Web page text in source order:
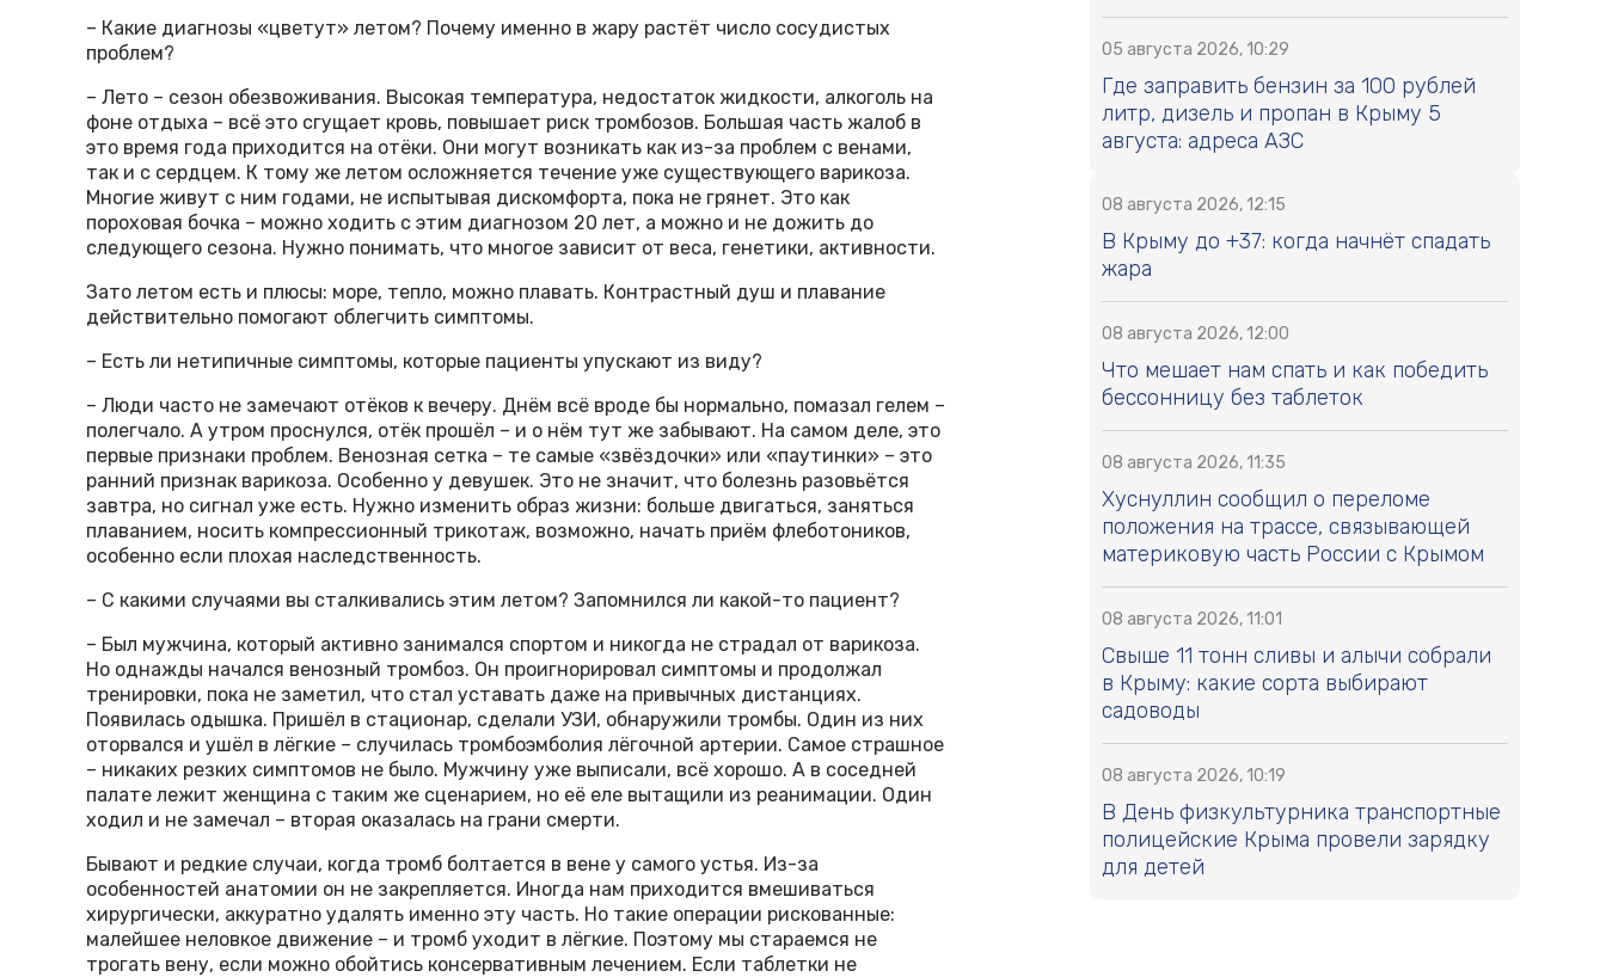
– Какие диагнозы «цветут» летом? Почему именно в жару растёт число сосудистых
проблем?
– Лето – сезон обезвоживания. Высокая температура, недостаток жидкости, алкоголь на
фоне отдыха – всё это сгущает кровь, повышает риск тромбозов. Большая часть жалоб в
это время года приходится на отёки. Они могут возникать как из-за проблем с венами,
так и с сердцем. К тому же летом осложняется течение уже существующего варикоза.
Многие живут с ним годами, не испытывая дискомфорта, пока не грянет. Это как
пороховая бочка – можно ходить с этим диагнозом 20 лет, а можно и не дожить до
следующего сезона. Нужно понимать, что многое зависит от веса, генетики, активности.
Зато летом есть и плюсы: море, тепло, можно плавать. Контрастный душ и плавание
действительно помогают облегчить симптомы.
– Есть ли нетипичные симптомы, которые пациенты упускают из виду?
– Люди часто не замечают отёков к вечеру. Днём всё вроде бы нормально, помазал гелем –
полегчало. А утром проснулся, отёк прошёл – и о нём тут же забывают. На самом деле, это
первые признаки проблем. Венозная сетка – те самые «звёздочки» или «паутинки» – это
ранний признак варикоза. Особенно у девушек. Это не значит, что болезнь разовьётся
завтра, но сигнал уже есть. Нужно изменить образ жизни: больше двигаться, заняться
плаванием, носить компрессионный трикотаж, возможно, начать приём флеботоников,
особенно если плохая наследственность.
– С какими случаями вы сталкивались этим летом? Запомнился ли какой-то пациент?
– Был мужчина, который активно занимался спортом и никогда не страдал от варикоза.
Но однажды начался венозный тромбоз. Он проигнорировал симптомы и продолжал
тренировки, пока не заметил, что стал уставать даже на привычных дистанциях.
Появилась одышка. Пришёл в стационар, сделали УЗИ, обнаружили тромбы. Один из них
оторвался и ушёл в лёгкие – случилась тромбоэмболия лёгочной артерии. Самое страшное
– никаких резких симптомов не было. Мужчину уже выписали, всё хорошо. А в соседней
палате лежит женщина с таким же сценарием, но её еле вытащили из реанимации. Один
ходил и не замечал – вторая оказалась на грани смерти.
Бывают и редкие случаи, когда тромб болтается в вене у самого устья. Из-за
особенностей анатомии он не закрепляется. Иногда нам приходится вмешиваться
хирургически, аккуратно удалять именно эту часть. Но такие операции рискованные:
малейшее неловкое движение – и тромб уходит в лёгкие. Поэтому мы стараемся не
трогать вену, если можно обойтись консервативным лечением. Если таблетки не
05 августа 2026, 10:29
Где заправить бензин за 100 рублей
литр, дизель и пропан в Крыму 5
августа: адреса АЗС
08 августа 2026, 12:15
В Крыму до +37: когда начнёт спадать
жара
08 августа 2026, 12:00
Что мешает нам спать и как победить
бессонницу без таблеток
08 августа 2026, 11:35
Хуснуллин сообщил о переломе
положения на трассе, связывающей
материковую часть России с Крымом
08 августа 2026, 11:01
Свыше 11 тонн сливы и алычи собрали
в Крыму: какие сорта выбирают
садоводы
08 августа 2026, 10:19
В День физкультурника транспортные
полицейские Крыма провели зарядку
для детей